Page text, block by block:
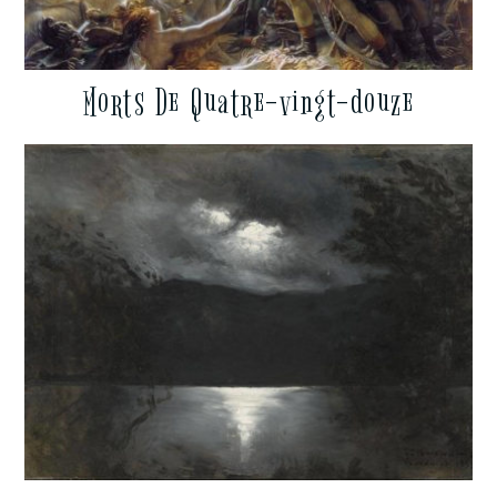
Morts De Quatre-vingt-douze